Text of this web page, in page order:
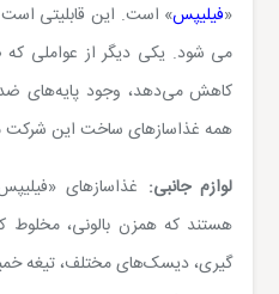
«فیلیپس» است. این قابلیتی
می شود. یکی دیگر از عواملی
کاهش می‌دهد، وجود پایه‌های ضد
همه غذاسازهای ساخت این
لوازم جانبی: غذاسازهای
هستند که همزن بالونی، مخلوط‌
گیری، دیسک‌های مختلف، تیغه‌